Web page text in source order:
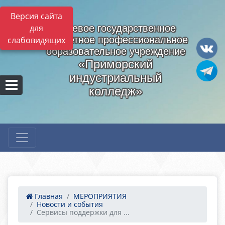
Версия сайта
для
слабовидящих
Краевое государственное
бюджетное профессиональное
образовательное учреждение
«Приморский
индустриальный
колледж»
Главная
МЕРОПРИЯТИЯ
Новости и события
Сервисы поддержки для ...